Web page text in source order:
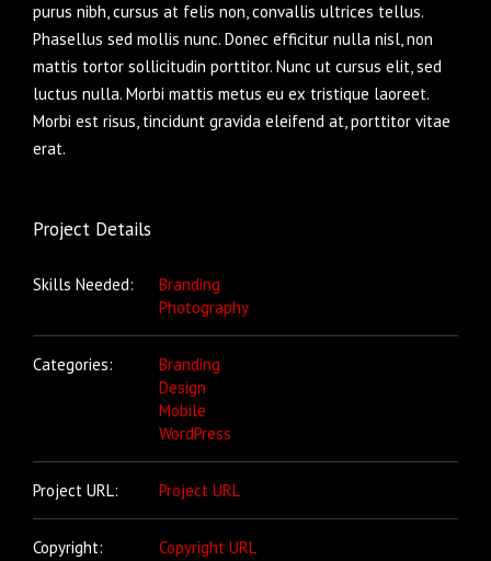
purus nibh, cursus at felis non, convallis ultrices tellus.
Phasellus sed mollis nunc. Donec efficitur nulla nisl, non
mattis tortor sollicitudin porttitor. Nunc ut cursus elit, sed
luctus nulla. Morbi mattis metus eu ex tristique laoreet.
Morbi est risus, tincidunt gravida eleifend at, porttitor vitae
erat.
Project Details
Skills Needed:
Branding
Photography
Categories:
Branding
Design
Mobile
WordPress
Project URL: Project URL
Copyright: Copyright URL